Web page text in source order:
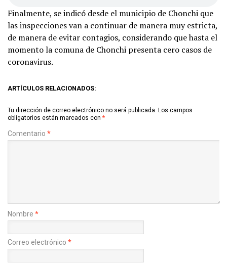
Finalmente, se indicó desde el municipio de Chonchi que
las inspecciones van a continuar de manera muy estricta,
de manera de evitar contagios, considerando que hasta el
momento la comuna de Chonchi presenta cero casos de
coronavirus.
ARTÍCULOS RELACIONADOS:
Tu dirección de correo electrónico no será publicada. Los campos
obligatorios están marcados con *
Comentario *
Nombre *
Correo electrónico *